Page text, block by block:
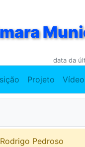
data da
Projeto Vídeo
Pedroso